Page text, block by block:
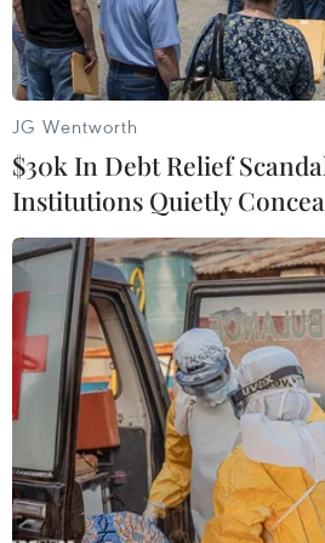
đồng…
Lễ khởi công dự án hai nhà máy
Hướng Phùng 3. (Ảnh:
Nhằm chào mừng kỷ niệm
tỉnh Quảng Trị (1/7/1989-1/7/
Công ty Trách nhiệm hữu
Năng lượng GELEX Energy
JG Wentworth
$30k In Debt Relief
Institutions Quietly